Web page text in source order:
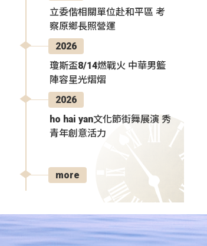
立委偕相關單位赴和平區 考
察原鄉長照營運
2026
瓊斯盃8/14燃戰火 中華男籃
陣容星光熠熠
2026
ho hai yan文化節街舞展演 秀
青年創意活力
more